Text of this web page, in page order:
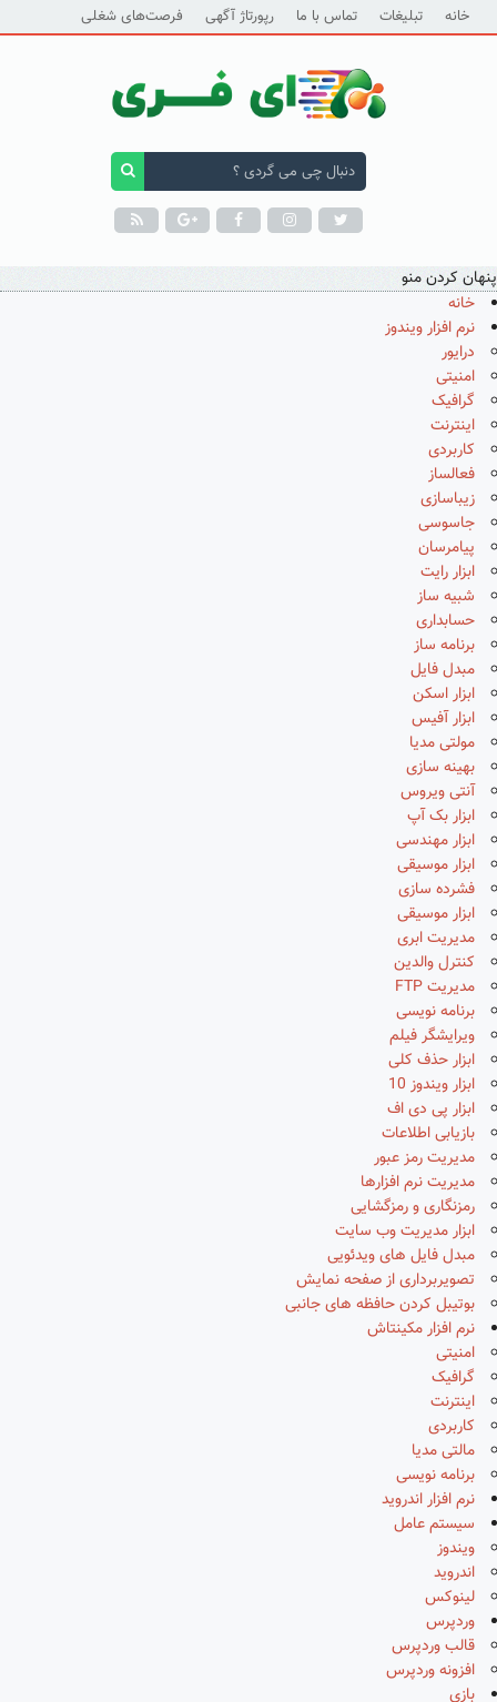
خانه تبلیغات تماس با ما رپورتاژ آگهی فرصت‌های شغلی
پنهان کردن منو
خانه
نرم افزار ویندوز
درایور
امنیتی
گرافیک
اینترنت
کاربردی
فعالساز
زیباسازی
جاسوسی
پیامرسان
ابزار رایت
شبیه ساز
حسابداری
برنامه ساز
مبدل فایل
ابزار اسکن
ابزار آفیس
مولتی مدیا
بهینه سازی
آنتی ویروس
ابزار بک آپ
ابزار مهندسی
ابزار موسیقی
فشرده سازی
ابزار موسیقی
مدیریت ابری
کنترل والدین
مدیریت FTP
برنامه نویسی
ویرایشگر فیلم
ابزار حذف کلی
ابزار ویندوز 10
ابزار پی دی اف
بازیابی اطلاعات
مدیریت رمز عبور
مدیریت نرم افزارها
رمزنگاری و رمزگشایی
ابزار مدیریت وب سایت
مبدل فایل های ویدئویی
تصویربرداری از صفحه نمایش
بوتیبل کردن حافظه های جانبی
نرم افزار مکینتاش
امنیتی
گرافیک
اینترنت
کاربردی
مالتی مدیا
برنامه نویسی
نرم افزار اندروید
سیستم عامل
ویندوز
اندروید
لینوکس
وردپرس
قالب وردپرس
افزونه وردپرس
بازی